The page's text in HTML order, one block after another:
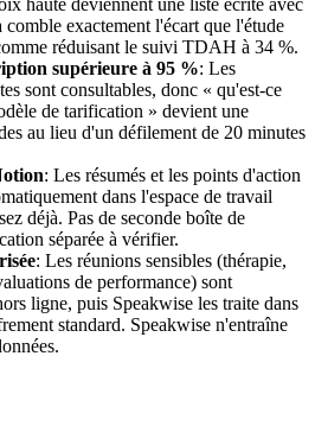
comble exactement l'écart que l'étude
réduisant le suivi TDAH à 34 %.
supérieure à 95 %: Les
sont consultables, donc « qu'est-ce
de tarification » devient une
au lieu d'un défilement de 20 minutes
: Les résumés et les points d'action
dans l'espace de travail
déjà. Pas de seconde boîte de
séparée à vérifier.
: Les réunions sensibles (thérapie,
de performance) sont
ligne, puis Speakwise les traite dans
standard. Speakwise n'entraîne